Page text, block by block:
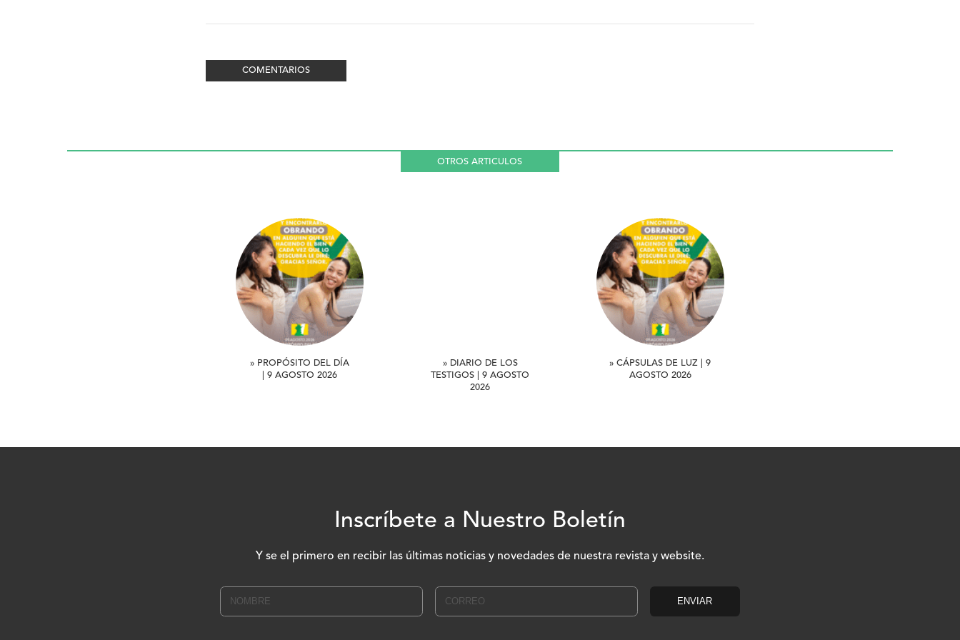
COMENTARIOS
OTROS ARTICULOS
» PROPÓSITO DEL DÍA
| 9 AGOSTO 2026
» DIARIO DE LOS
TESTIGOS | 9 AGOSTO
2026
» CÁPSULAS DE LUZ | 9
AGOSTO 2026
Inscríbete a Nuestro Boletín
Y se el primero en recibir las últimas noticias y novedades de nuestra revista y website.